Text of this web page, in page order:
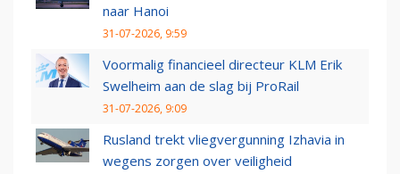
naar Hanoi
31-07-2026, 9:59
Voormalig financieel directeur KLM Erik
Swelheim aan de slag bij ProRail
31-07-2026, 9:09
Rusland trekt vliegvergunning Izhavia in
wegens zorgen over veiligheid